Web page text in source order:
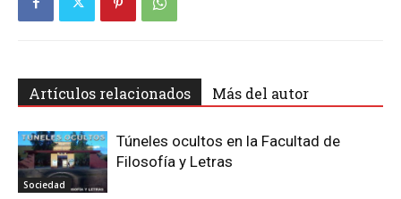
Artículos relacionados Más del autor
Sociedad
Túneles ocultos en la Facultad de
Filosofía y Letras